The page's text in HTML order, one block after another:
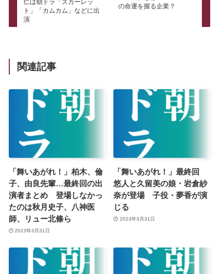
仁は朝ドラ「スカーレッ
ト」「カムカム」などに出
演
の命運を握る企業？
関連記事
「舞いあがれ！」柏木、倫
子、由良先輩…最終回の出
演者まとめ 登場しなかっ
たのは秋月史子、八神医
師、リュー北條ら
2023年3月31日
「舞いあがれ！」最終回
悠人と久留美の娘・岩倉紗
奈が登場 子役・夢香が演
じる
2023年3月31日